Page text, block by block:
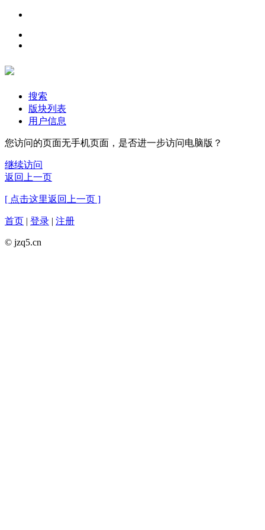
搜索
版块列表
用户信息
您访问的页面无手机页面，是否进一步访问电脑版？
继续访问
返回上一页
[ 点击这里返回上一页 ]
首页 | 登录 | 注册
© jzq5.cn